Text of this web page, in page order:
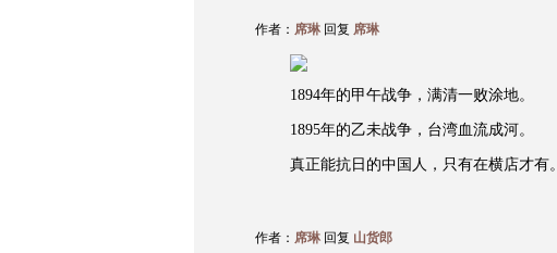
作者： 席琳回复 席琳
1894年的甲午战争，满清一败涂地。
1895年的乙未战争，台湾血流成河。
真正能抗日的中国人，只有在横店才有。
作者： 席琳回复 山货郎